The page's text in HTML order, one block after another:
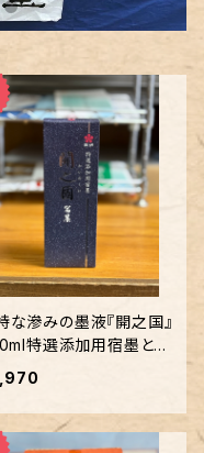
な滲みの墨液『開之国』
特選添加用宿墨と言
いますがそのまま墨液
ても使えます。